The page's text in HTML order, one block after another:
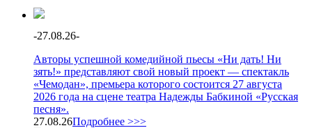
-27.08.26-
Авторы успешной комедийной пьесы «Ни дать! Ни
зять!» представляют свой новый проект — спектакль
«Чемодан», премьера которого состоится 27 августа
2026 года на сцене театра Надежды Бабкиной «Русская
песня».
27.08.26Подробнее >>>